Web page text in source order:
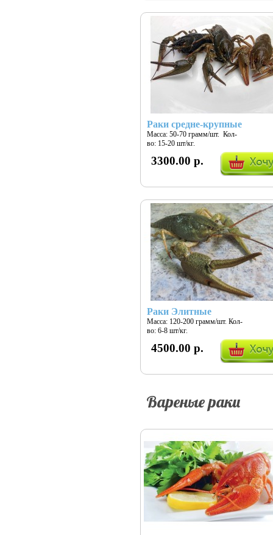
Раки средне-крупные
Масса: 50-70 грамм/шт. Кол-
во: 15-20 шт/кг.
3300.00 р.
Раки Элитные
Масса: 120-200 грамм/шт. Кол-
во: 6-8 шт/кг.
4500.00 р.
Вареные раки